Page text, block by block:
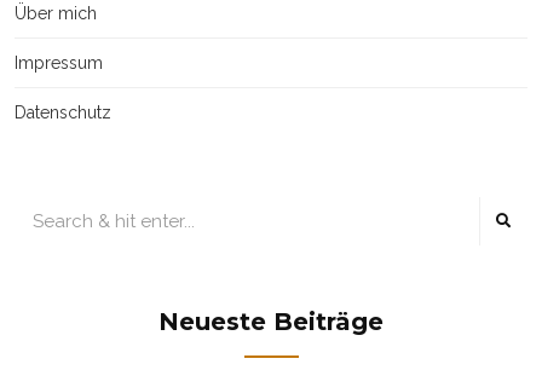
Über mich
Impressum
Datenschutz
Neueste Beiträge